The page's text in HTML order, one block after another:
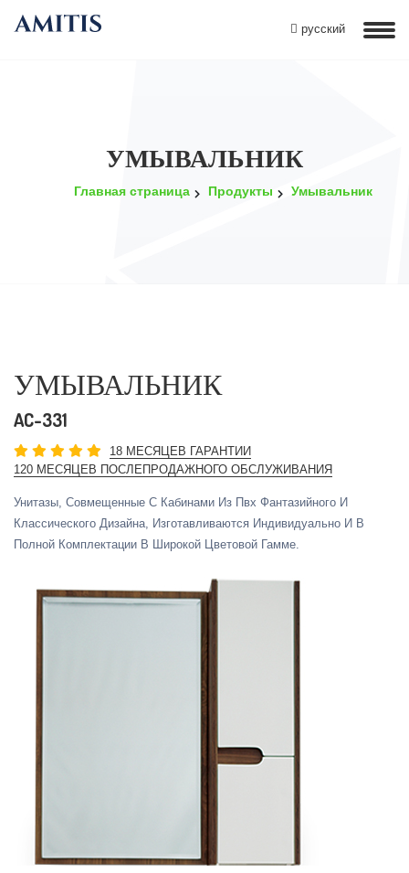
русский
УМЫВАЛЬНИК
Главная страница Продукты Умывальник
УМЫВАЛЬНИК
AC-331
18 МЕСЯЦЕВ ГАРАНТИИ
120 МЕСЯЦЕВ ПОСЛЕПРОДАЖНОГО ОБСЛУЖИВАНИЯ
Унитазы, Совмещенные С Кабинами Из Пвх Фантазийного И
Классического Дизайна, Изготавливаются Индивидуально И В
Полной Комплектации В Широкой Цветовой Гамме.